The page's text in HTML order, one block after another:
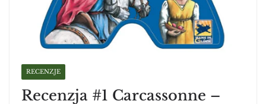
RECENZJE
Recenzja #1 Carcassonne –